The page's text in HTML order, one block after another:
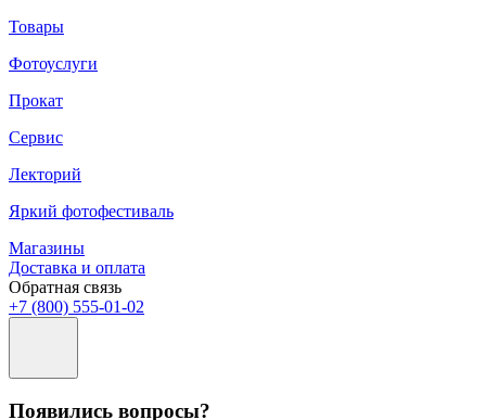
Товары
Фотоуслуги
Прокат
Сервис
Лекторий
Яркий фотофестиваль
Магазины
Доставка и оплата
Обратная связь
+7 (800) 555-01-02
Появились вопросы?